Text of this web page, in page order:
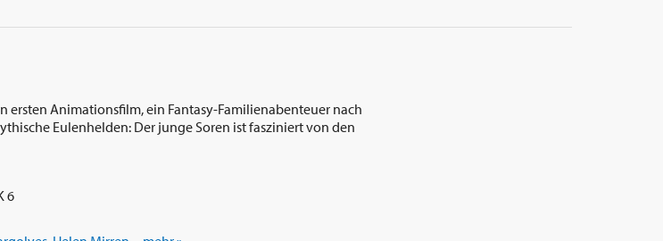
ersten Animationsfilm, ein Fantasy-Familienabenteuer nach
Eulenhelden: Der junge Soren ist fasziniert von den
6